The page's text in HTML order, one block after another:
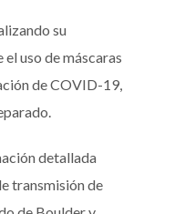
su
uso de máscaras
de COVID-19,
detallada
transmisión de